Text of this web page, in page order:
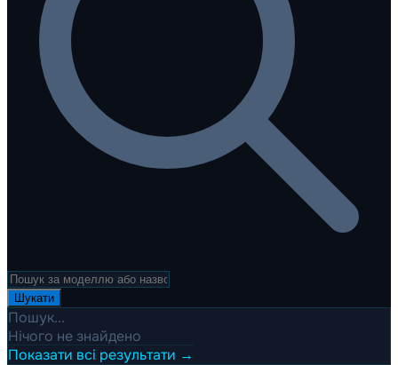
Шукати
Пошук...
Нічого не знайдено
Показати всі результати →